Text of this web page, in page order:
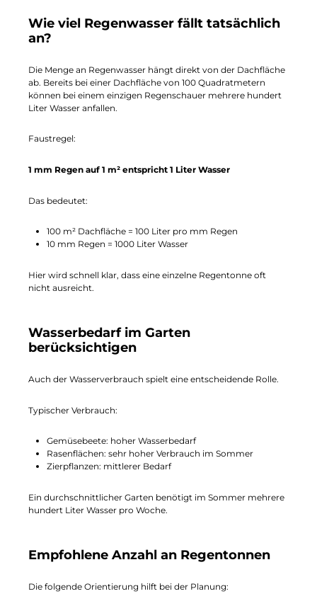
Wie viel Regenwasser fällt tatsächlich
an?
Die Menge an Regenwasser hängt direkt von der Dachfläche
ab. Bereits bei einer Dachfläche von 100 Quadratmetern
können bei einem einzigen Regenschauer mehrere hundert
Liter Wasser anfallen.
Faustregel:
1 mm Regen auf 1 m² entspricht 1 Liter Wasser
Das bedeutet:
100 m² Dachfläche = 100 Liter pro mm Regen
10 mm Regen = 1000 Liter Wasser
Hier wird schnell klar, dass eine einzelne Regentonne oft
nicht ausreicht.
Wasserbedarf im Garten
berücksichtigen
Auch der Wasserverbrauch spielt eine entscheidende Rolle.
Typischer Verbrauch:
Gemüsebeete: hoher Wasserbedarf
Rasenflächen: sehr hoher Verbrauch im Sommer
Zierpflanzen: mittlerer Bedarf
Ein durchschnittlicher Garten benötigt im Sommer mehrere
hundert Liter Wasser pro Woche.
Empfohlene Anzahl an Regentonnen
Die folgende Orientierung hilft bei der Planung: